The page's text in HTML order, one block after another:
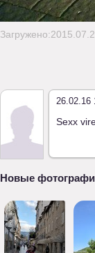
26.02.16
Sexx
Новые